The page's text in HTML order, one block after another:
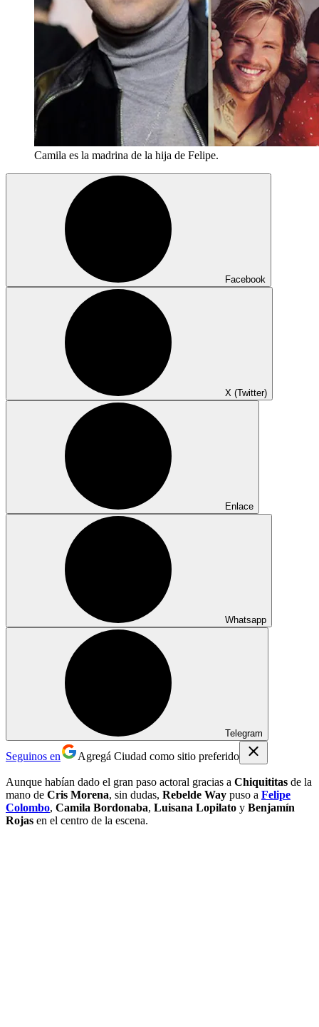
Camila es la madrina de la hija de Felipe.
Facebook
X (Twitter)
Enlace
Whatsapp
Telegram
Seguinos en Agregá Ciudad como sitio preferido
Aunque habían dado el gran paso actoral gracias a Chiquititas de la
mano de Cris Morena, sin dudas, Rebelde Way puso a Felipe
Colombo, Camila Bordonaba, Luisana Lopilato y Benjamín
Rojas en el centro de la escena.